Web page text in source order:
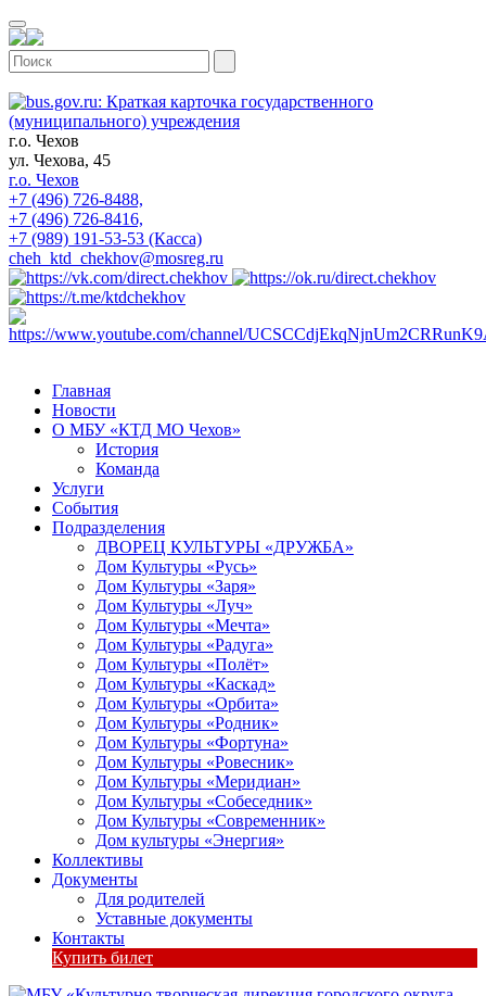
г.о. Чехов
ул. Чехова, 45
г.о. Чехов
+7 (496) 726-8488,
+7 (496) 726-8416,
+7 (989) 191-53-53 (Касса)
cheh_ktd_chekhov@mosreg.ru
Главная
Новости
О МБУ «КТД МО Чехов»
История
Команда
Услуги
События
Подразделения
ДВОРЕЦ КУЛЬТУРЫ «ДРУЖБА»
Дом Культуры «Русь»
Дом Культуры «Заря»
Дом Культуры «Луч»
Дом Культуры «Мечта»
Дом Культуры «Радуга»
Дом Культуры «Полёт»
Дом Культуры «Каскад»
Дом Культуры «Орбита»
Дом Культуры «Родник»
Дом Культуры «Фортуна»
Дом Культуры «Ровесник»
Дом Культуры «Меридиан»
Дом Культуры «Собеседник»
Дом Культуры «Современник»
Дом культуры «Энергия»
Коллективы
Документы
Для родителей
Уставные документы
Контакты
Купить билет